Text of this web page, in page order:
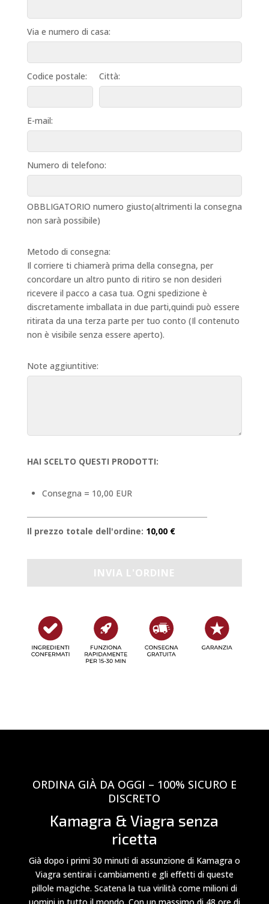
Via e numero di casa:
Codice postale: Città:
E-mail:
Numero di telefono:
OBBLIGATORIO numero giusto(altrimenti la consegna
non sarà possibile)
Metodo di consegna:
Il corriere ti chiamerà prima della consegna, per
concordare un altro punto di ritiro se non desideri
ricevere il pacco a casa tua. Ogni spedizione è
discretamente imballata in due parti,quindi può essere
ritirata da una terza parte per tuo conto (Il contenuto
non è visibile senza essere aperto).
Note aggiuntitive:
HAI SCELTO QUESTI PRODOTTI:
Consegna = 10,00 EUR
Il prezzo totale dell'ordine: 10,00 €
ORDINA GIÀ DA OGGI – 100% SICURO E
DISCRETO
Kamagra & Viagra senza
ricetta
Già dopo i primi 30 minuti di assunzione di Kamagra o
Viagra sentirai i cambiamenti e gli effetti di queste
pillole magiche. Scatena la tua virilità come milioni di